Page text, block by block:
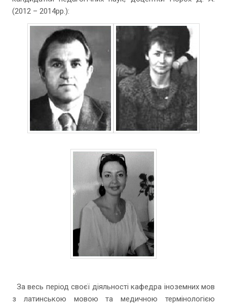
(2012 – 2014рр.):
За весь період своєї діяльності кафедра іноземних мов
з латинською мовою та медичною термінологією